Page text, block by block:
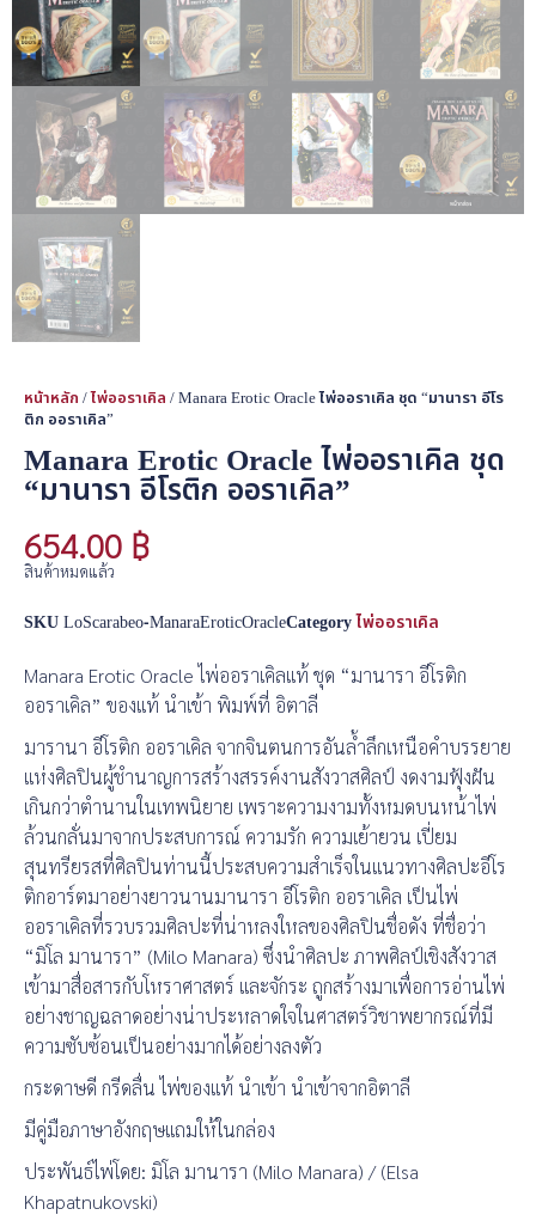
หน้าหลัก /ไพ่ออราเคิล / Manara Erotic Oracle ไพ่ออราเคิล ชุด “มานารา อีโร
ติก ออราเคิล”
Manara Erotic Oracle ไพ่ออราเคิล ชุด
“มานารา อีโรติก ออราเคิล”
654.00 ฿
สินค้าหมดแล้ว
SKULoScarabeo-ManaraEroticOracleCategoryไพ่ออราเคิล
Manara Erotic Oracle ไพ่ออราเคิลแท้ ชุด “มานารา อีโรติก
ออราเคิล” ของแท้ นำเข้า พิมพ์ที่ อิตาลี
มารานา อีโรติก ออราเคิล จากจินตนการอันล้ำลึกเหนือคำบรรยาย
แห่งศิลปินผู้ชำนาญการสร้างสรรค์งานสังวาสศิลป์ งดงามฟุ้งฝัน
เกินกว่าตำนานในเทพนิยาย เพราะความงามทั้งหมดบนหน้าไพ่
ล้วนกลั่นมาจากประสบการณ์ ความรัก ความเย้ายวน เปี่ยม
สุนทรียรสที่ศิลปินท่านนี้ประสบความสำเร็จในแนวทางศิลปะอีโร
ติกอาร์ตมาอย่างยาวนานมานารา อีโรติก ออราเคิล เป็นไพ่
ออราเคิลที่รวบรวมศิลปะที่น่าหลงใหลของศิลปินชื่อดัง ที่ชื่อว่า
“มิโล มานารา” (Milo Manara) ซึ่งนำศิลปะ ภาพศิลป์เชิงสังวาส
เข้ามาสื่อสารกับโหราศาสตร์ และจักระ ถูกสร้างมาเพื่อการอ่านไพ่
อย่างชาญฉลาดอย่างน่าประหลาดใจในศาสตร์วิชาพยากรณ์ที่มี
ความซับซ้อนเป็นอย่างมากได้อย่างลงตัว
กระดาษดี กรีดลื่น ไพ่ของแท้ นำเข้า นำเข้าจากอิตาลี
มีคู่มือภาษาอังกฤษแถมให้ในกล่อง
ประพันธ์ไพ่โดย: มิโล มานารา (Milo Manara) / (Elsa
Khapatnukovski)